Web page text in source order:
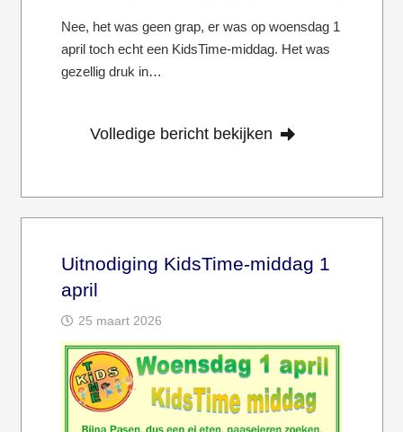
Nee, het was geen grap, er was op woensdag 1
april toch echt een KidsTime-middag. Het was
gezellig druk in…
Volledige bericht bekijken
Uitnodiging KidsTime-middag 1
april
25 maart 2026